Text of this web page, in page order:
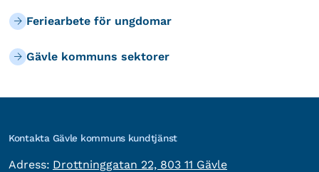
Feriearbete för ungdomar
Gävle kommuns sektorer
Kontakta Gävle kommuns kundtjänst
Adress: besöksadress:
Drottninggatan 22, 803 11 Gävle